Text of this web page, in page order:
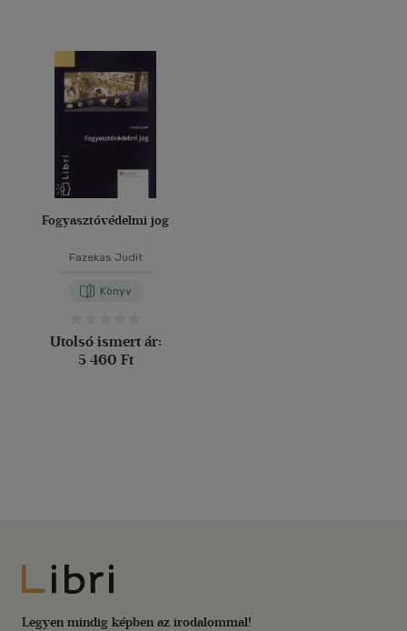
Fogyasztóvédelmi jog
Fazekas Judit
Könyv
Utolsó ismert ár:
5 460 Ft
Libri
Legyen mindig képben az irodalommal!